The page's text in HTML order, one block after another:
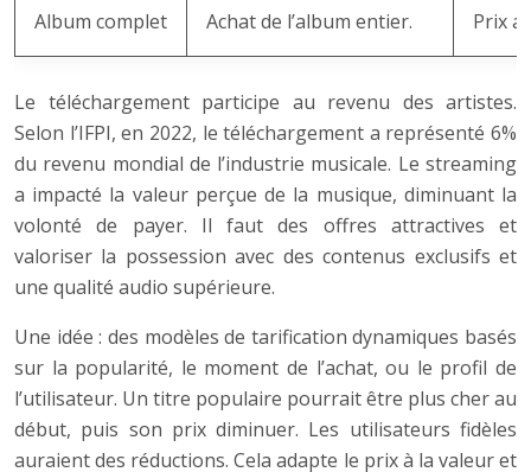
Album complet Achat de l’album entier. Prix
Le téléchargement participe au revenu des artistes.
Selon l’IFPI, en 2022, le téléchargement a représenté 6%
du revenu mondial de l’industrie musicale. Le streaming
a impacté la valeur perçue de la musique, diminuant la
volonté de payer. Il faut des offres attractives et
valoriser la possession avec des contenus exclusifs et
une qualité audio supérieure.
Une idée : des modèles de tarification dynamiques basés
sur la popularité, le moment de l’achat, ou le profil de
l’utilisateur. Un titre populaire pourrait être plus cher au
début, puis son prix diminuer. Les utilisateurs fidèles
auraient des réductions. Cela adapte le prix à la valeur et